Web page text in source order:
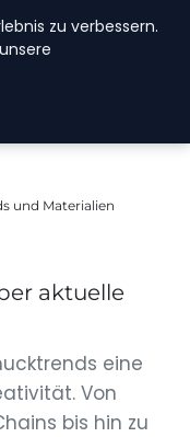
JOBS
und Materialien
aktuelle
eine
Von
bis hin zu
zu verbessern.